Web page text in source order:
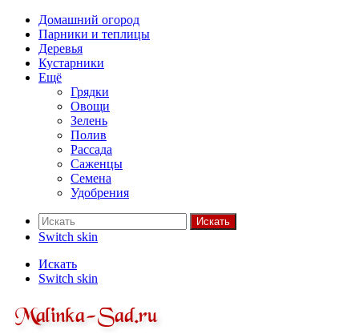
Домашний огород
Парники и теплицы
Деревья
Кустарники
Ещё
Грядки
Овощи
Зелень
Полив
Рассада
Саженцы
Семена
Удобрения
Искать
Switch skin
Искать
Switch skin